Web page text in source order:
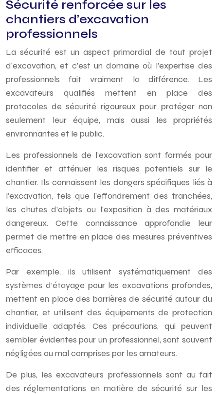
Sécurité renforcée sur les
chantiers d’excavation
professionnels
La sécurité est un aspect primordial de tout projet
d’excavation, et c’est un domaine où l’expertise des
professionnels fait vraiment la différence. Les
excavateurs qualifiés mettent en place des
protocoles de sécurité rigoureux pour protéger non
seulement leur équipe, mais aussi les propriétés
environnantes et le public.
Les professionnels de l’excavation sont formés pour
identifier et atténuer les risques potentiels sur le
chantier. Ils connaissent les dangers spécifiques liés à
l’excavation, tels que l’effondrement des tranchées,
les chutes d’objets ou l’exposition à des matériaux
dangereux. Cette connaissance approfondie leur
permet de mettre en place des mesures préventives
efficaces.
Par exemple, ils utilisent systématiquement des
systèmes d’étayage pour les excavations profondes,
mettent en place des barrières de sécurité autour du
chantier, et utilisent des équipements de protection
individuelle adaptés. Ces précautions, qui peuvent
sembler évidentes pour un professionnel, sont souvent
négligées ou mal comprises par les amateurs.
De plus, les excavateurs professionnels sont au fait
des réglementations en matière de sécurité sur les